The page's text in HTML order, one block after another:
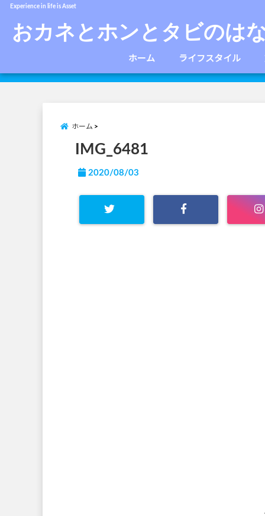
Experience in life is Asset
おカネとホンとタビのは
ホーム ライフスタイル
ホーム
IMG_6481
2020/08/03